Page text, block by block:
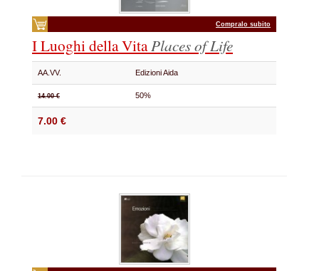
Compralo subito
I Luoghi della VitaPlaces of Life
AA.VV. Edizioni Aida
14.00 € 50%
7.00 €